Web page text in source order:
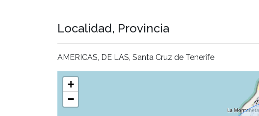
Localidad, Provincia
AMERICAS, DE LAS, Santa Cruz de Tenerife
+
−